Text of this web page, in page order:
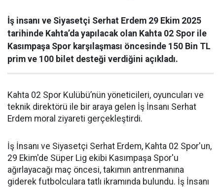
İş insanı ve Siyasetçi Serhat Erdem 29 Ekim 2025
tarihinde Kahta’da yapılacak olan Kahta 02 Spor ile
Kasımpaşa Spor karşılaşması öncesinde 150 Bin TL
prim ve 100 bilet desteği verdiğini açıkladı.
Kahta 02 Spor Kulübü’nün yöneticileri, oyuncuları ve
teknik direktörü ile bir araya gelen İş İnsanı Serhat
Erdem moral ziyareti gerçekleştirdi.
İş İnsanı ve Siyasetçi Serhat Erdem, Kahta 02 Spor'un,
29 Ekim'de Süper Lig ekibi Kasımpaşa Spor'u
ağırlayacağı maç öncesi, takımın antrenmanına
giderek futbolculara tatlı ikramında bulundu. İş İnsanı